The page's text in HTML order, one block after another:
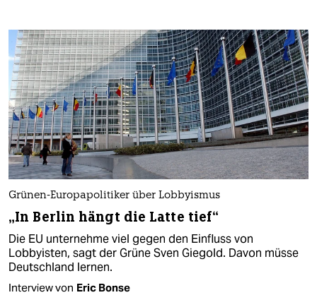
Grünen-Europapolitiker über Lobbyismus
„In Berlin hängt die Latte tief“
Die EU unternehme viel gegen den Einfluss von
Lobbyisten, sagt der Grüne Sven Giegold. Davon müsse
Deutschland lernen.
Interview von Eric Bonse